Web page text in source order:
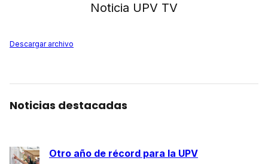
Noticia UPV TV
Descargar archivo
Noticias destacadas
Otro año de récord para la UPV